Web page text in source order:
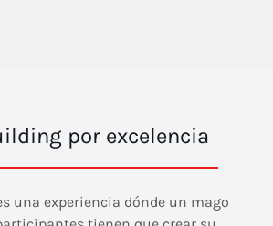
por excelencia
una experiencia dónde un mago